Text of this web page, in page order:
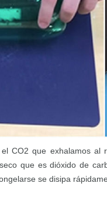
CO2 que exhalamos al
que es dióxido de
se disipa